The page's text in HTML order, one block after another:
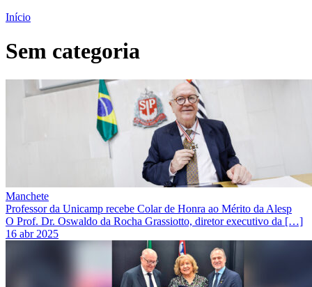
Início
Sem categoria
Manchete
Professor da Unicamp recebe Colar de Honra ao Mérito da Alesp
O Prof. Dr. Oswaldo da Rocha Grassiotto, diretor executivo da […]
16 abr 2025